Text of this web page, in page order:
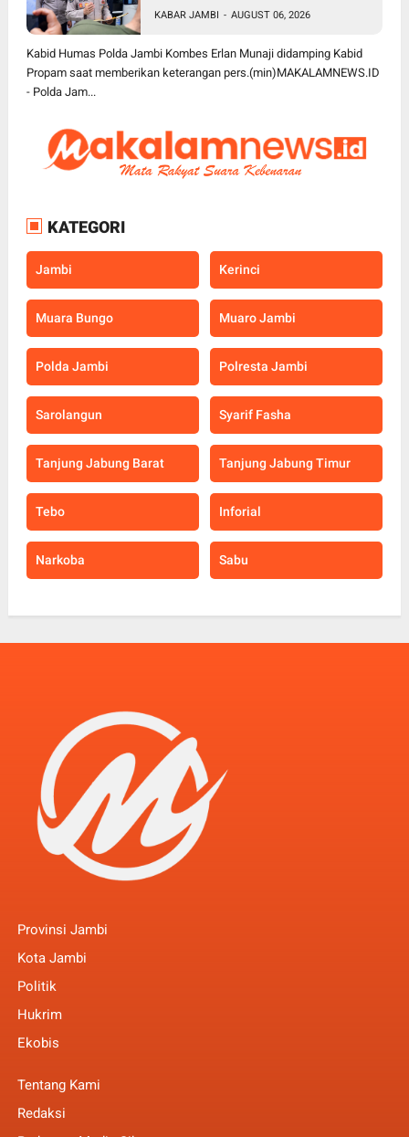
Komitmen Tindak Tegas
KABAR JAMBI - AUGUST 06, 2026
Kabid Humas Polda Jambi Kombes Erlan Munaji didamping Kabid
Propam saat memberikan keterangan pers.(min)MAKALAMNEWS.ID
- Polda Jam...
KATEGORI
Jambi Kerinci
Muara Bungo Muaro Jambi
Polda Jambi Polresta Jambi
Sarolangun Syarif Fasha
Tanjung Jabung Barat Tanjung Jabung Timur
Tebo Inforial
Narkoba Sabu
Provinsi Jambi
Kota Jambi
Politik
Hukrim
Ekobis
Tentang Kami
Redaksi